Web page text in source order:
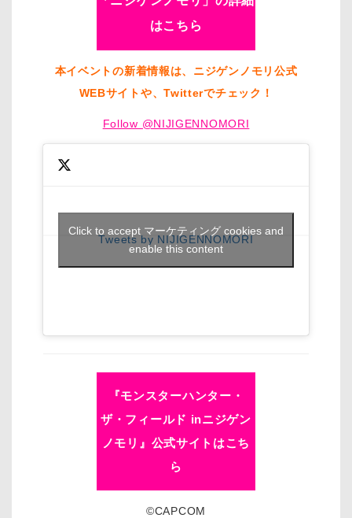
はこちら
本イベントの新着情報は、ニジゲンノモリ公式
WEBサイトや、Twitterでチェック！
Follow @NIJIGENNOMORI
Tweets by NIJIGENNOMORI
Click to accept マーケティング cookies and
enable this content
『モンスターハンター・
ザ・フィールド inニジゲン
ノモリ』公式サイトはこち
ら
©CAPCOM